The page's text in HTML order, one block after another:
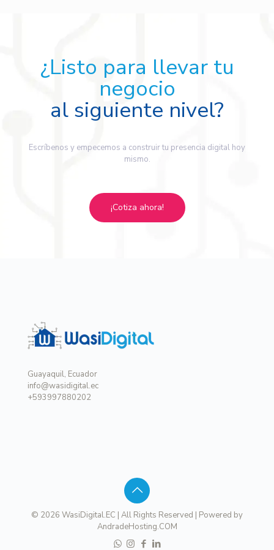
¿Listo para llevar tu
negocio
al siguiente nivel?
Escríbenos y empecemos a construir tu presencia digital hoy
mismo.
¡Cotiza ahora!
Guayaquil, Ecuador
info@wasidigital.ec
+593997880202
© 2026 WasiDigital.EC | All Rights Reserved | Powered by
AndradeHosting.COM